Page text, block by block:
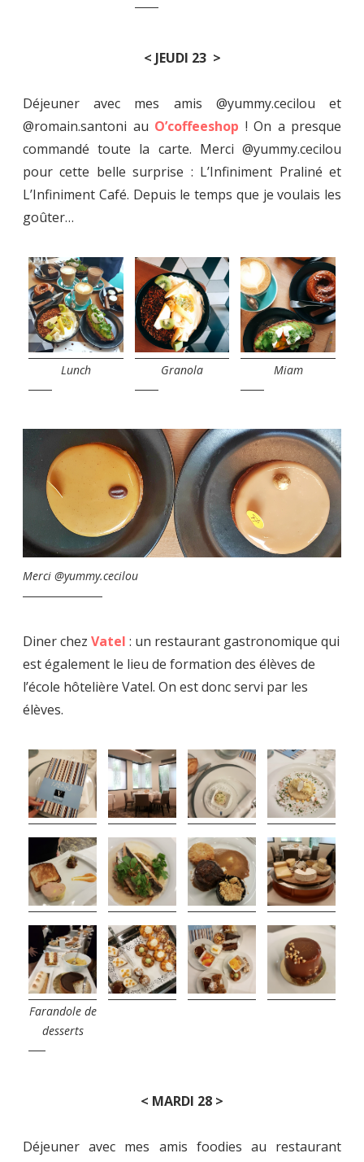
< JEUDI 23 >
Déjeuner avec mes amis @yummy.cecilou et
@romain.santoni au O’coffeeshop ! On a presque
commandé toute la carte. Merci @yummy.cecilou
pour cette belle surprise : L’Infiniment Praliné et
L’Infiniment Café. Depuis le temps que je voulais les
goûter…
Lunch Granola Miam
Merci @yummy.cecilou
Diner chez Vatel : un restaurant gastronomique qui
est également le lieu de formation des élèves de
l’école hôtelière Vatel. On est donc servi par les
élèves.
Farandole de
desserts
< MARDI 28 >
Déjeuner avec mes amis foodies au restaurant